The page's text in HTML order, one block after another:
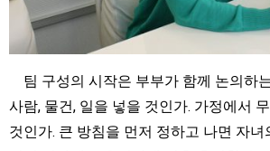
팀 구성의 시작은 부부가 함께 논의하
사람, 물건, 일을 넣을 것인가. 가정에서
것인가. 큰 방침을 먼저 정하고 나면 자